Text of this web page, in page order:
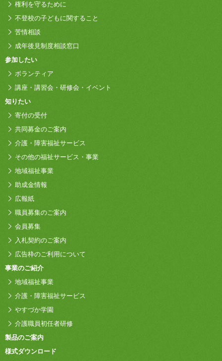
権利を守るために
不登校の子どもに関すること
苦情相談
成年後見制度相談窓口
参加したい
ボランティア
講座・講習会・研修会・イベント
知りたい
寄付の受付
共同募金のご案内
介護・障害福祉サービス
その他の福祉サービス・事業
地域福祉事業
助成金情報
広報紙
職員募集のご案内
会員募集
入札契約のご案内
広告枠のご利用について
事業のご紹介
地域福祉事業
介護・障害福祉サービス
やすづか学園
介護職員初任者研修
製品のご案内
様式ダウンロード